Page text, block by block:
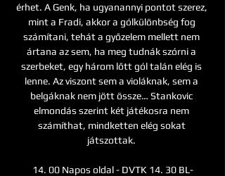
érhet. A Genk, ha ugyanannyi pontot szerez,
mint a Fradi, akkor a gólkülönbség fog
számítani, tehát a győzelem mellett nem
ártana az sem, ha meg tudnák szórni a
szerbeket, egy három lőtt gól talán elég is
lenne. Az viszont sem a violáknak, sem a
belgáknak nem jött össze… Stankovic
elmondás szerint két játékosra nem
számíthat, mindketten elég sokat
játszottak.
14. 00 Napos oldal - DVTK 14. 30 BL-